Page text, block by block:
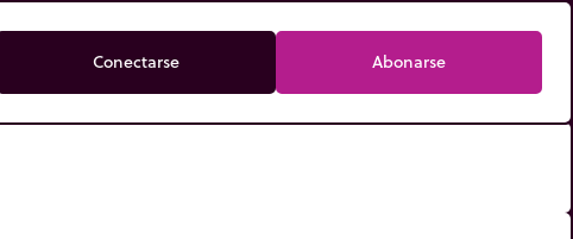
Conectarse Abonarse